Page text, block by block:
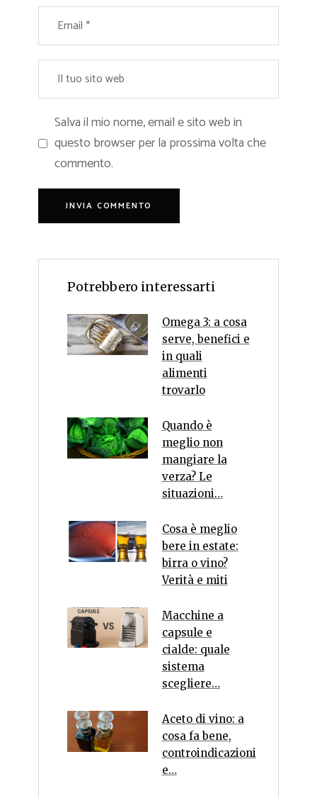
Salva il mio nome, email e sito web in
questo browser per la prossima volta che
commento.
Potrebbero interessarti
Omega 3: a cosa
serve, benefici e
in quali
alimenti
trovarlo
Quando è
meglio non
mangiare la
verza? Le
situazioni…
Cosa è meglio
bere in estate:
birra o vino?
Verità e miti
Macchine a
capsule e
cialde: quale
sistema
scegliere…
Aceto di vino: a
cosa fa bene,
controindicazioni
e…